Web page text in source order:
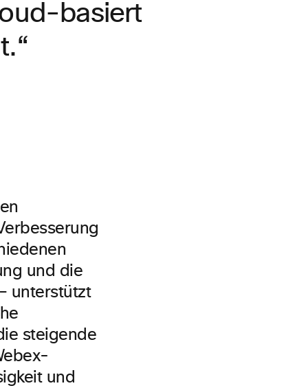
basiert
und die
unterstützt
steigende
und